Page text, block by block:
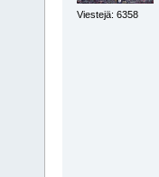
Viestejä: 6358